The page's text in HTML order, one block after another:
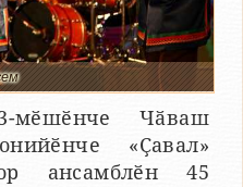
Чӑваш
«Ҫавал»
ансамблӗн 45